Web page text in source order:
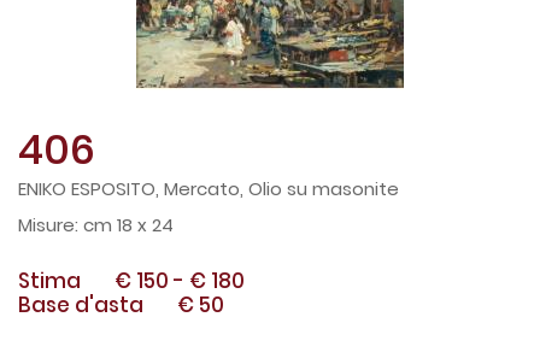
406
ENIKO ESPOSITO, Mercato, Olio su masonite
cm 18 x 24
Stima € 150 - € 180
Base d'asta
€ 50